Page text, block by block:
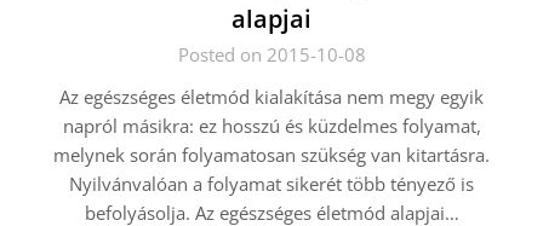
alapjai
Posted on 2015-10-08
Az egészséges életmód kialakítása nem megy egyik
napról másikra: ez hosszú és küzdelmes folyamat,
melynek során folyamatosan szükség van kitartásra.
Nyilvánvalóan a folyamat sikerét több tényező is
befolyásolja. Az egészséges életmód alapjai…